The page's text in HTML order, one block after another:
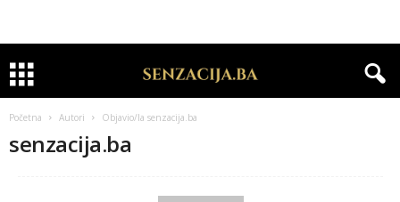
Početna Autori Objavio/la senzacija.ba
senzacija.ba